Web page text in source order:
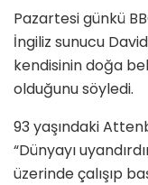
Pazartesi günkü
İngiliz sunucu
kendisinin doğa
olduğunu söyledi.
93 yaşındaki
“Dünyayı
üzerinde çalışıp